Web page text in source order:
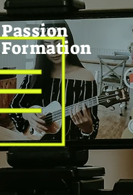
Passion
Formation